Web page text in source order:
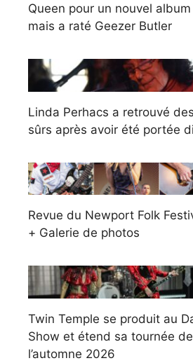
Queen pour un nouvel
mais a raté Geezer Butler
Linda Perhacs a retrouvé
sûrs après avoir été portée
Revue du Newport Folk
+ Galerie de photos
Twin Temple se produit au
Show et étend sa tournée de
l’automne 2026